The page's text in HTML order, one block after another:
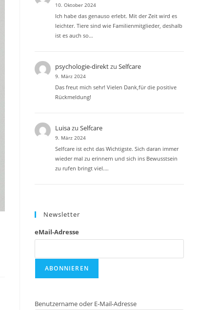
10. Oktober 2024
Ich habe das genauso erlebt. Mit der Zeit wird es
leichter. Tiere sind wie Familienmitglieder, deshalb
ist es auch so…
psychologie-direktzuSelfcare
9. März 2024
Das freut mich sehr! Vielen Dank,für die positive
Rückmeldung!
LuisazuSelfcare
9. März 2024
Selfcare ist echt das Wichtigste. Sich daran immer
wieder mal zu erinnern und sich ins Bewusstsein
zu rufen bringt viel.…
Newsletter
eMail-Adresse
Benutzername oder E-Mail-Adresse